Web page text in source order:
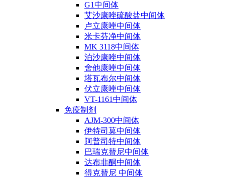
G1中间体
艾沙康唑硫酸盐中间体
卢立康唑中间体
米卡芬净中间体
MK 3118中间体
泊沙康唑中间体
舍他康唑中间体
塔瓦布尔中间体
伏立康唑中间体
VT-1161中间体
免疫制剂
AJM-300中间体
伊特司莫中间体
阿普司特中间体
巴瑞克替尼中间体
达布非酮中间体
得克替尼 中间体